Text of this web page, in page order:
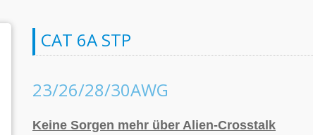
CAT 6A STP
23/26/28/30AWG
Keine Sorgen mehr über Alien-Crosstalk